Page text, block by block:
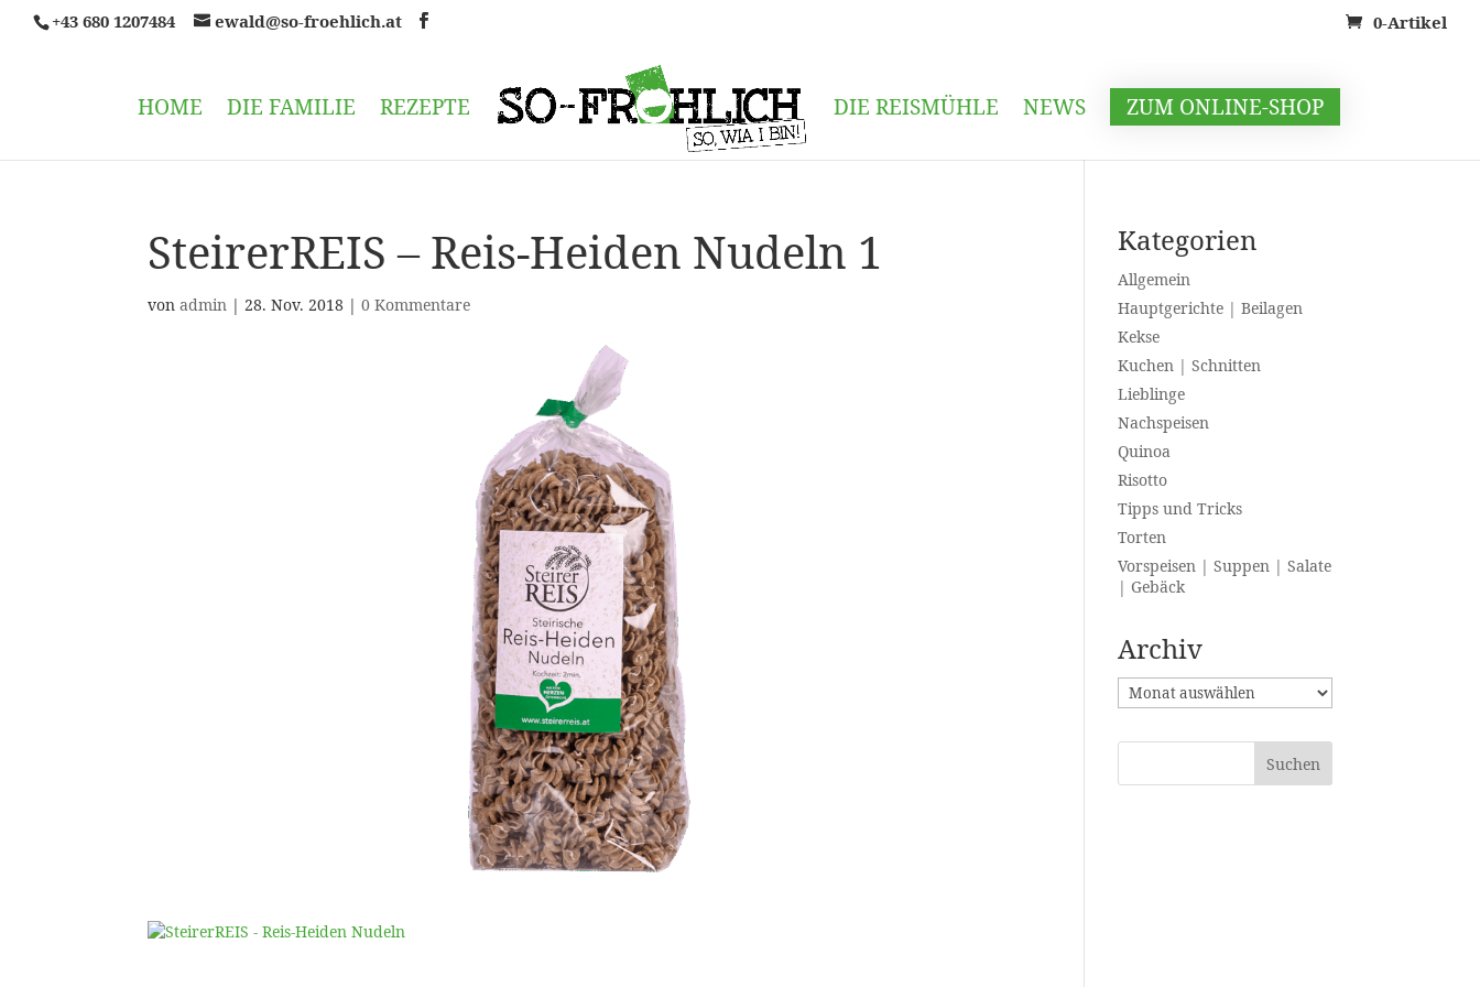
+43 680 1207484 ewald@so-froehlich.at 0-Artikel
HOME DIE FAMILIE REZEPTE DIE REISMÜHLE NEWS ZUM ONLINE-SHOP
SteirerREIS – Reis-Heiden Nudeln 1
vonadmin |28. Nov. 2018 |0 Kommentare
Kategorien
Allgemein
Hauptgerichte | Beilagen
Kekse
Kuchen | Schnitten
Lieblinge
Nachspeisen
Quinoa
Risotto
Tipps und Tricks
Torten
Vorspeisen | Suppen | Salate
| Gebäck
Archiv
Archiv